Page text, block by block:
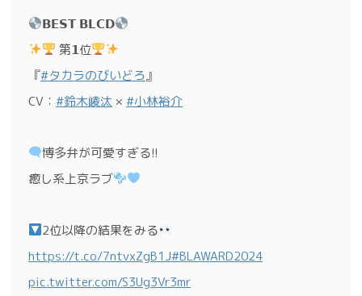
𝗕𝗘𝗦𝗧 𝗕𝗟𝗖𝗗
第𝟭位
『#タカラのびいどろ』
CV： #鈴木崚汰 × #小林裕介
博多弁が可愛すぎる!!
癒し系上京ラブ
2位以降の結果をみる
https://t.co/7ntvxZgB1J#BLAWARD2024
pic.twitter.com/S3Ug3Vr3mr